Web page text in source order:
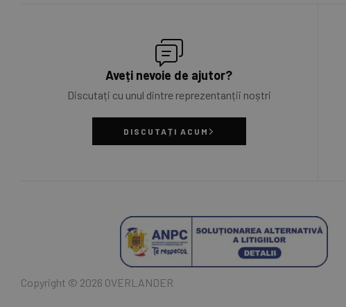
Aveți nevoie de ajutor?
Discutați cu unul dintre reprezentanții noștri
DISCUTAȚI ACUM
Copyright © 2026 OVERLANDER